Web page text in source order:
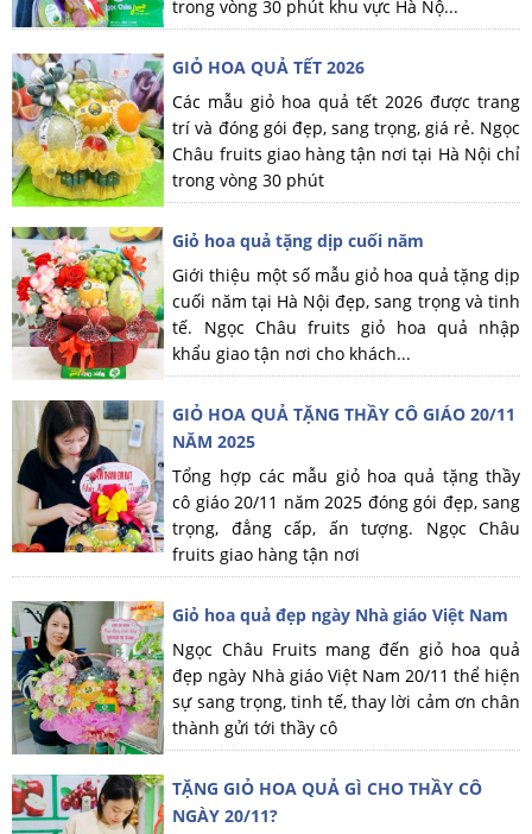
trong vòng 30 phút khu vực Hà Nộ...
GIỎ HOA QUẢ TẾT 2026
Các mẫu giỏ hoa quả tết 2026 được trang
trí và đóng gói đẹp, sang trọng, giá rẻ. Ngọc
Châu fruits giao hàng tận nơi tại Hà Nội chỉ
trong vòng 30 phút
Giỏ hoa quả tặng dịp cuối năm
Giới thiệu một số mẫu giỏ hoa quả tặng dịp
cuối năm tại Hà Nội đẹp, sang trọng và tinh
tế. Ngọc Châu fruits giỏ hoa quả nhập
khẩu giao tận nơi cho khách...
GIỎ HOA QUẢ TẶNG THẦY CÔ GIÁO 20/11
NĂM 2025
Tổng hợp các mẫu giỏ hoa quả tặng thầy
cô giáo 20/11 năm 2025 đóng gói đẹp, sang
trọng, đẳng cấp, ấn tượng. Ngọc Châu
fruits giao hàng tận nơi
Giỏ hoa quả đẹp ngày Nhà giáo Việt Nam
Ngọc Châu Fruits mang đến giỏ hoa quả
đẹp ngày Nhà giáo Việt Nam 20/11 thể hiện
sự sang trọng, tinh tế, thay lời cảm ơn chân
thành gửi tới thầy cô
TẶNG GIỎ HOA QUẢ GÌ CHO THẦY CÔ
NGÀY 20/11?